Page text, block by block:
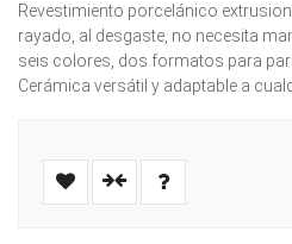
Revestimiento porcelánico
rayado, al desgaste, no necesita
seis colores, dos formatos para
Cerámica versátil y adaptable a